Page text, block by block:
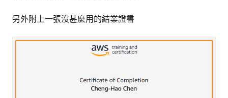
另外附上一張沒甚麼用的結業證書